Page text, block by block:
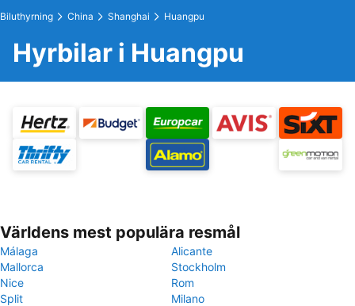
Biluthyrning China Shanghai Huangpu
Hyrbilar i Huangpu
Världens mest populära resmål
Málaga
Alicante
Mallorca
Stockholm
Nice
Rom
Split
Milano